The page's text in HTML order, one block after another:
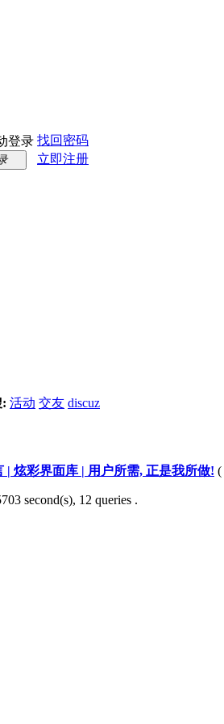
登录 找回密码
立即注册
: 活动 交友 discuz
| 炫彩界面库 | 用户所需, 正是我所做! (
second(s), 12 queries .